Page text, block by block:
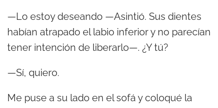
—Lo estoy deseando —Asintió. Sus dientes
habían atrapado el labio inferior y no parecían
tener intención de liberarlo—. ¿Y tú?
—Sí, quiero.
Me puse a su lado en el sofá y coloqué la